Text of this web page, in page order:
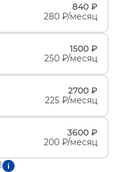
840 ₽
280 ₽/месяц
1500 ₽
250 ₽/месяц
2700 ₽
225 ₽/месяц
3600 ₽
200 ₽/месяц